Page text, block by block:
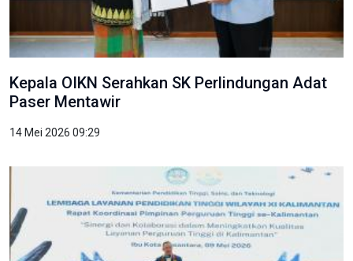
Kepala OIKN Serahkan SK Perlindungan Adat
Paser Mentawir
14 Mei 2026 09:29